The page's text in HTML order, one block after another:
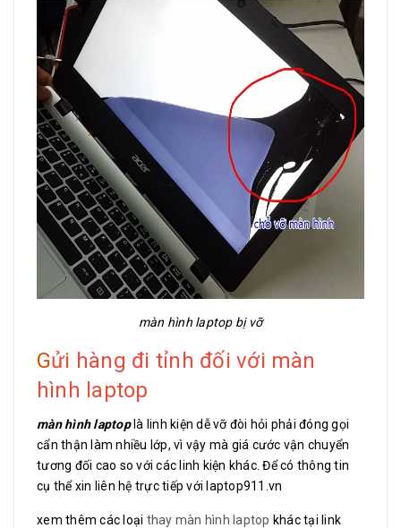
màn hình laptop bị vỡ
Gửi hàng đi tỉnh đối với màn
hình laptop
màn hình laptoplà linh kiện dễ vỡ đòi hỏi phải đóng gọi
cẩn thận làm nhiều lớp, vì vậy mà giá cước vận chuyển
tương đối cao so với các linh kiện khác. Để có thông tin
cụ thể xin liên hệ trực tiếp với laptop911.vn
xem thêm các loại thay màn hình laptop khác tại link